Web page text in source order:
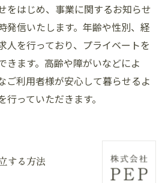
をはじめ、事業に関するお知らせ
発信いたします。年齢や性別、経
人を行っており、プライベートを
きます。高齢や障がいなどによ
ご利用者様が安心して暮らせるよ
っていただきます。
する方法